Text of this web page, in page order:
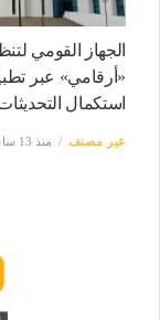
الجهاز القومي
استكمال
غير مصنف منذ 13 ساعة